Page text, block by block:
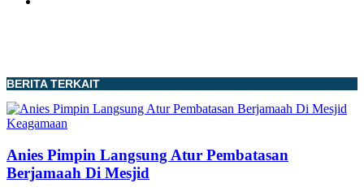
BERITA TERKAIT
Keagamaan
Anies Pimpin Langsung Atur Pembatasan
Berjamaah Di Mesjid